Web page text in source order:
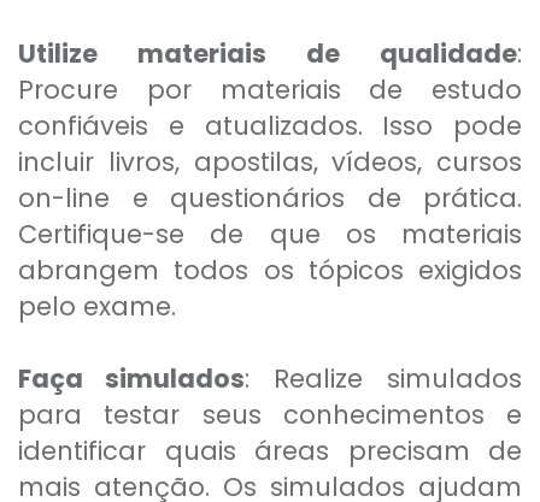
Utilize materiais de qualidade:
Procure por materiais de estudo
confiáveis e atualizados. Isso pode
incluir livros, apostilas, vídeos, cursos
on-line e questionários de prática.
Certifique-se de que os materiais
abrangem todos os tópicos exigidos
pelo exame.
Faça simulados: Realize simulados
para testar seus conhecimentos e
identificar quais áreas precisam de
mais atenção. Os simulados ajudam